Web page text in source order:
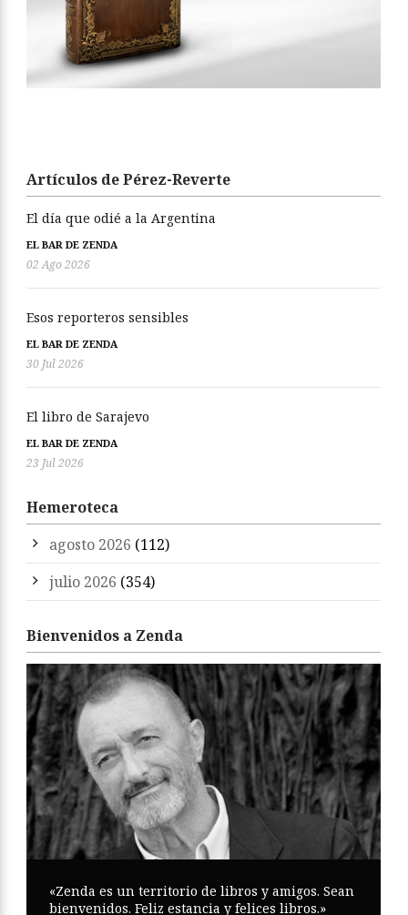
Artículos de Pérez-Reverte
El día que odié a la Argentina
EL BAR DE ZENDA
02 Ago 2026
Esos reporteros sensibles
EL BAR DE ZENDA
30 Jul 2026
El libro de Sarajevo
EL BAR DE ZENDA
23 Jul 2026
Hemeroteca
agosto 2026 (112)
julio 2026 (354)
Bienvenidos a Zenda
«Zenda es un territorio de libros y amigos. Sean
bienvenidos. Feliz estancia y felices libros.»